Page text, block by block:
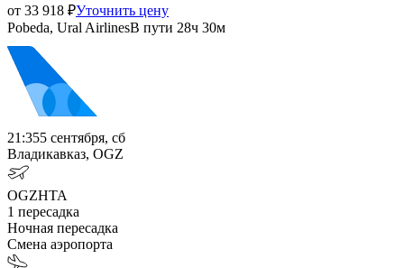
от 33 918 ₽Уточнить цену
Pobeda, Ural AirlinesВ пути 28ч 30м
21:355 сентября, сб
Владикавказ, OGZ
OGZHTA
1 пересадка
Ночная пересадка
Смена аэропорта